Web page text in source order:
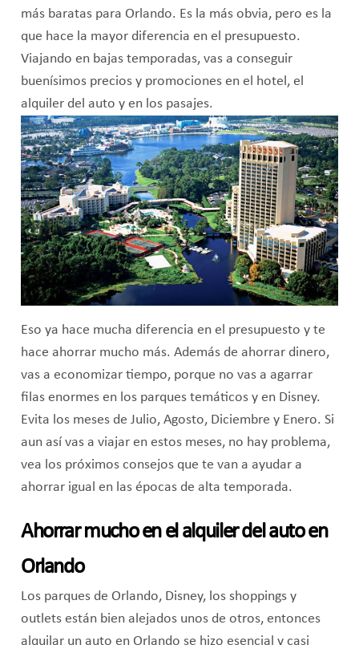
más baratas para Orlando. Es la más obvia, pero es la
que hace la mayor diferencia en el presupuesto.
Viajando en bajas temporadas, vas a conseguir
buenísimos precios y promociones en el hotel, el
alquiler del auto y en los pasajes.
Eso ya hace mucha diferencia en el presupuesto y te
hace ahorrar mucho más. Además de ahorrar dinero,
vas a economizar tiempo, porque no vas a agarrar
filas enormes en los parques temáticos y en Disney.
Evita los meses de Julio, Agosto, Diciembre y Enero. Si
aun así vas a viajar en estos meses, no hay problema,
vea los próximos consejos que te van a ayudar a
ahorrar igual en las épocas de alta temporada.
Ahorrar mucho en el alquiler del auto en
Orlando
Los parques de Orlando, Disney, los shoppings y
outlets están bien alejados unos de otros, entonces
alquilar un auto en Orlando se hizo esencial y casi